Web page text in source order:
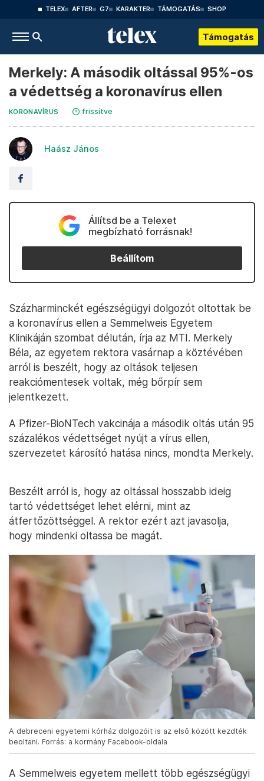
TELEX AFTER G7 KARAKTER TÁMOGATÁS SHOP
Támogatás
Merkely: A második oltással 95%-os
a védettség a koronavírus ellen
KORONAVÍRUS frissítve
Haász János
Állítsd be a Telexet
megbízható forrásnak!
Beállítom
Százharminckét egészségügyi dolgozót oltottak be
a koronavírus ellen a Semmelweis Egyetem
Klinikáján szombat délután, írja az MTI. Merkely
Béla, az egyetem rektora vasárnap a köztévében
arról is beszélt, hogy az oltások teljesen
reakciómentesek voltak, még bőrpír sem
jelentkezett.
A Pfizer-BioNTech vakcinája a második oltás után 95
százalékos védettséget nyújt a vírus ellen,
szervezetet károsító hatása nincs, mondta Merkely.
Beszélt arról is, hogy az oltással hosszabb ideig
tartó védettséget lehet elérni, mint az
átfertőzöttséggel. A rektor ezért azt javasolja,
hogy mindenki oltassa be magát.
A debreceni egyetemi kórház dolgozóit is az első között kezdték
beoltani. Forrás: a kormány Facebook-oldala
A Semmelweis egyetem mellett több egészségügyi